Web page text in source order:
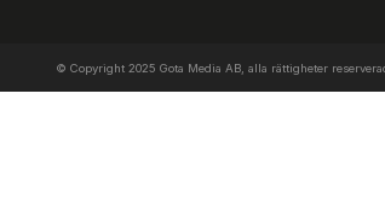
© Copyright 2025 Gota Media AB, alla rättigheter